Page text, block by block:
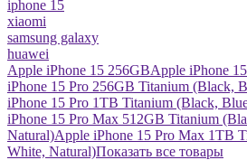
iphone 15
xiaomi
samsung galaxy
huawei
Apple iPhone 15 256GBApple iPhone
iPhone 15 Pro 256GB Titanium (Black,
iPhone 15 Pro 1TB Titanium (Black,
iPhone 15 Pro Max 512GB Titanium
Natural)Apple iPhone 15 Pro Max 1TB
White, Natural)Показать все товары